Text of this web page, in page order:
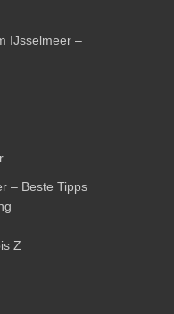
IJsselmeer –
– Beste Tipps
Z